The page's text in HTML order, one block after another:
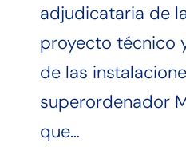
adjudicataria de
proyecto técnico
de las
superordenador
que…